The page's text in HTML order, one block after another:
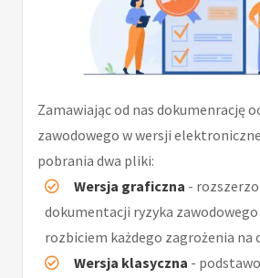
Zamawiając od nas dokumenrację
zawodowego w wersji
pobrania dwa pliki:
Wersja graficzna -
dokumentacji ryzyka
rozbiciem każdego zagrożenia na
Wersja klasyczna -